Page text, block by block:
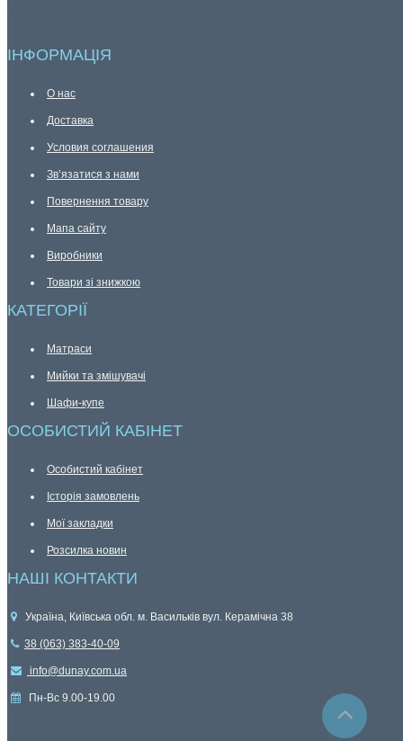
ІНФОРМАЦІЯ
О нас
Доставка
Условия соглашения
Зв’язатися з нами
Повернення товару
Мапа сайту
Виробники
Товари зі знижкою
КАТЕГОРІЇ
Матраси
Мийки та змішувачі
Шафи-купе
ОСОБИСТИЙ КАБІНЕТ
Особистий кабінет
Історія замовлень
Мої закладки
Розсилка новин
НАШІ КОНТАКТИ
Україна, Київська обл. м. Васильків вул. Керамічна 38
38 (063) 383-40-09
info@dunay.com.ua
Пн-Вс 9.00-19.00